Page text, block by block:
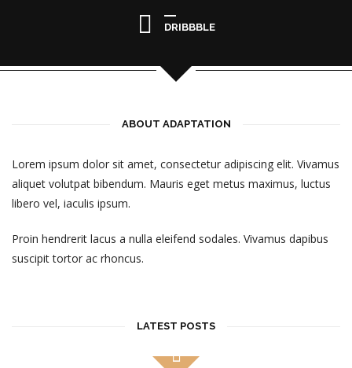
DRIBBBLE
ABOUT ADAPTATION
Lorem ipsum dolor sit amet, consectetur adipiscing elit. Vivamus
aliquet volutpat bibendum. Mauris eget metus maximus, luctus
libero vel, iaculis ipsum.
Proin hendrerit lacus a nulla eleifend sodales. Vivamus dapibus
suscipit tortor ac rhoncus.
LATEST POSTS